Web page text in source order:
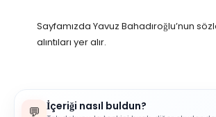
Sayfamızda Yavuz Bahadıroğlu’nun
alıntıları yer alır.
💬 İçeriği nasıl buldun?